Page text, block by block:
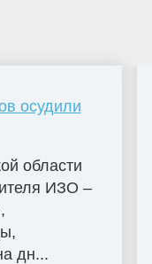
осудили
области
ИЗО –
дн...